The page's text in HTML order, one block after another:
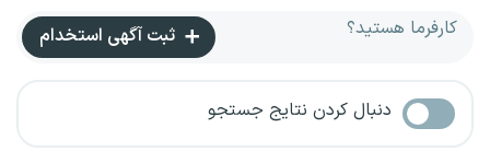
کارفرما هستید؟ ثبت آگهی استخدام
دنبال کردن نتایج جستجو